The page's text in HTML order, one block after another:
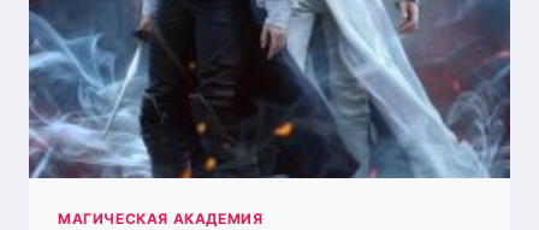
МАГИЧЕСКАЯ АКАДЕМИЯ